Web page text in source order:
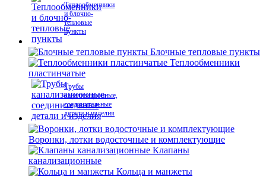
Теплообменники
и блочно-
тепловые
пункты
Блочные тепловые пункты
Теплообменники
пластинчатые
Трубы
канализационные,
соединительные
детали и изделия
Воронки, лотки водосточные и комплектующие
Клапаны
канализационные
Кольца и манжеты